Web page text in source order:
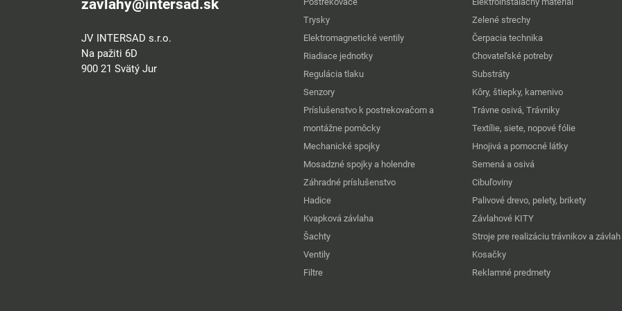
zavlahy@intersad.sk
JV INTERSAD s.r.o.
Na pažiti 6D
900 21 Svätý Jur
Trysky
Elektromagnetické ventily
Riadiace jednotky
Regulácia tlaku
Senzory
Príslušenstvo k postrekovačom a
montážne pomôcky
Mechanické spojky
Mosadzné spojky a holendre
Záhradné príslušenstvo
Hadice
Kvapková závlaha
Šachty
Ventily
Filtre
Zelené strechy
Čerpacia technika
Chovateľské potreby
Substráty
Kôry, štiepky, kamenivo
Trávne osivá, Trávniky
Textílie, siete, nopové fólie
Hnojivá a pomocné látky
Semená a osivá
Cibuľoviny
Palivové drevo, pelety, brikety
Závlahové KITY
Stroje pre realizáciu trávnikov a závlah
Kosačky
Reklamné predmety